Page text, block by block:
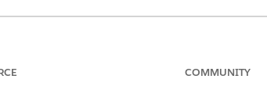
COMMUNITY